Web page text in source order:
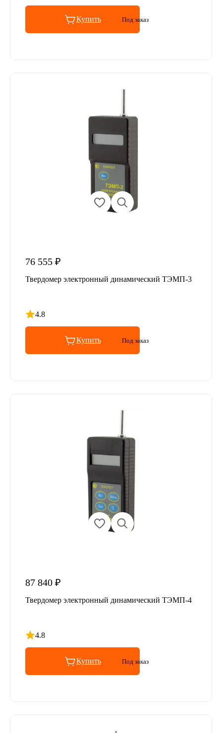
Купить Под заказ
76 555 ₽
Твердомер электронный динамический ТЭМП-3
4.8
Рейтинг 4.8 из 5
Купить Под заказ
87 840 ₽
Твердомер электронный динамический ТЭМП-4
4.8
Рейтинг 4.8 из 5
Купить Под заказ